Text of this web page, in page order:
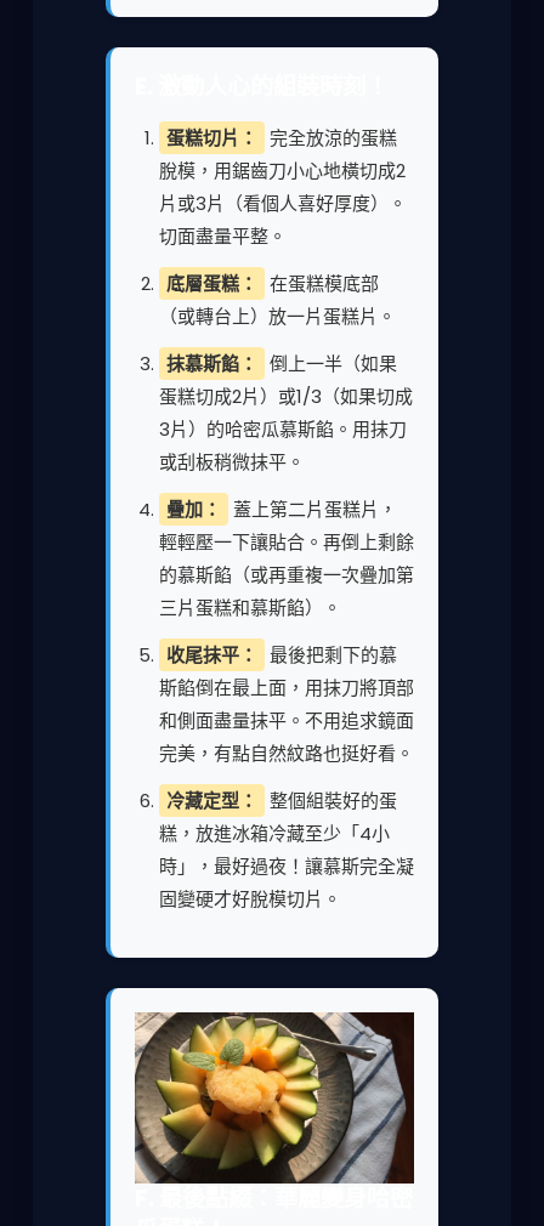
蛋糕切片：
完全放涼的蛋糕
脫模，用鋸齒刀小心地橫切成2
片或3片（看個人喜好厚度）。
切面盡量平整。
底層蛋糕：
在蛋糕模底部
（或轉台上）放一片蛋糕片。
抹慕斯餡：
倒上一半（如果
蛋糕切成2片）或1/3（如果切成
3片）的哈密瓜慕斯餡。用抹刀
或刮板稍微抹平。
疊加：
蓋上第二片蛋糕片，
輕輕壓一下讓貼合。再倒上剩餘
的慕斯餡（或再重複一次疊加第
三片蛋糕和慕斯餡）。
收尾抹平：
最後把剩下的慕
斯餡倒在最上面，用抹刀將頂部
和側面盡量抹平。不用追求鏡面
完美，有點自然紋路也挺好看。
冷藏定型：
整個組裝好的蛋
糕，放進冰箱冷藏至少「4小
時」，最好過夜！讓慕斯完全凝
固變硬才好脫模切片。